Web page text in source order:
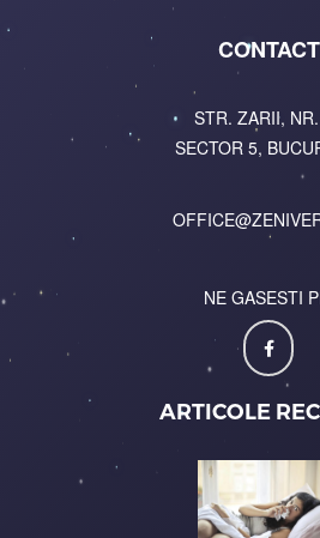
CONTACT
STR. ZARII,
SECTOR 5,
NE GASESTI
ARTICOLE